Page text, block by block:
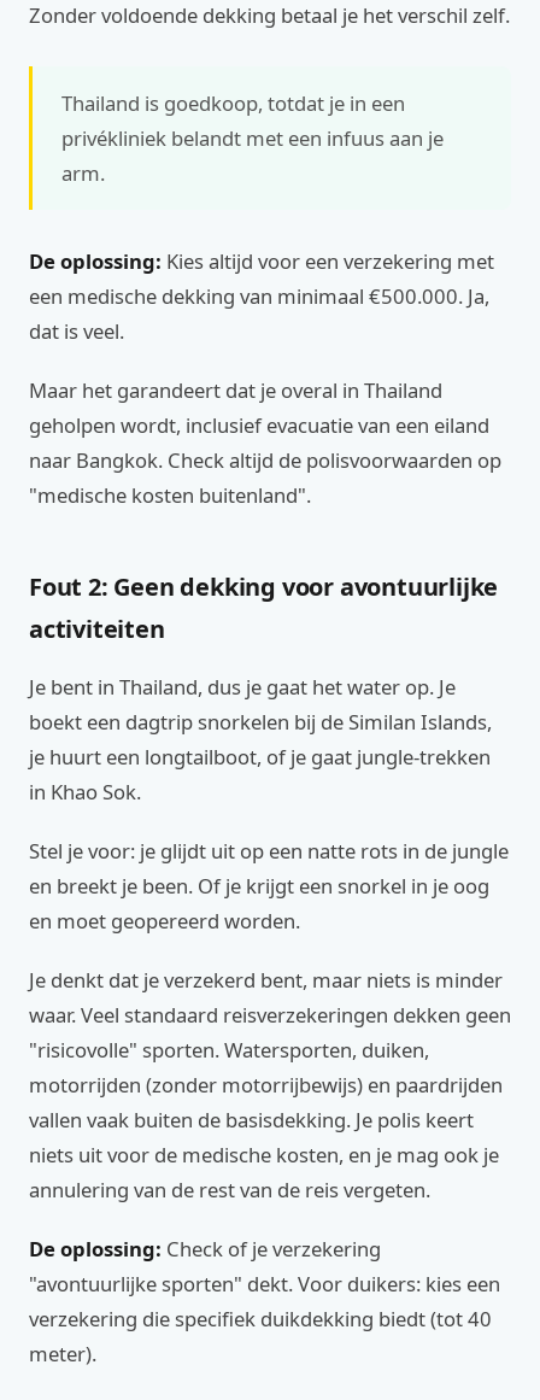
Zonder voldoende dekking betaal je het verschil zelf.
Thailand is goedkoop, totdat je in een
privékliniek belandt met een infuus aan je
arm.
De oplossing: Kies altijd voor een verzekering met
een medische dekking van minimaal €500.000. Ja,
dat is veel.
Maar het garandeert dat je overal in Thailand
geholpen wordt, inclusief evacuatie van een eiland
naar Bangkok. Check altijd de polisvoorwaarden op
"medische kosten buitenland".
Fout 2: Geen dekking voor avontuurlijke
activiteiten
Je bent in Thailand, dus je gaat het water op. Je
boekt een dagtrip snorkelen bij de Similan Islands,
je huurt een longtailboot, of je gaat jungle-trekken
in Khao Sok.
Stel je voor: je glijdt uit op een natte rots in de jungle
en breekt je been. Of je krijgt een snorkel in je oog
en moet geopereerd worden.
Je denkt dat je verzekerd bent, maar niets is minder
waar. Veel standaard reisverzekeringen dekken geen
"risicovolle" sporten. Watersporten, duiken,
motorrijden (zonder motorrijbewijs) en paardrijden
vallen vaak buiten de basisdekking. Je polis keert
niets uit voor de medische kosten, en je mag ook je
annulering van de rest van de reis vergeten.
De oplossing: Check of je verzekering
"avontuurlijke sporten" dekt. Voor duikers: kies een
verzekering die specifiek duikdekking biedt (tot 40
meter).